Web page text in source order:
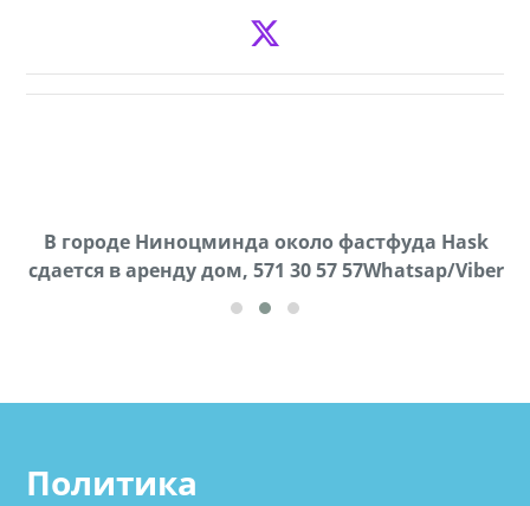
В городе Ниноцминда около фастфуда Hask
cдается в аренду дом, 571 30 57 57Whatsap/Viber
Продается машина марки Prado,571 30 57
57Whatsap/Viber
Политика